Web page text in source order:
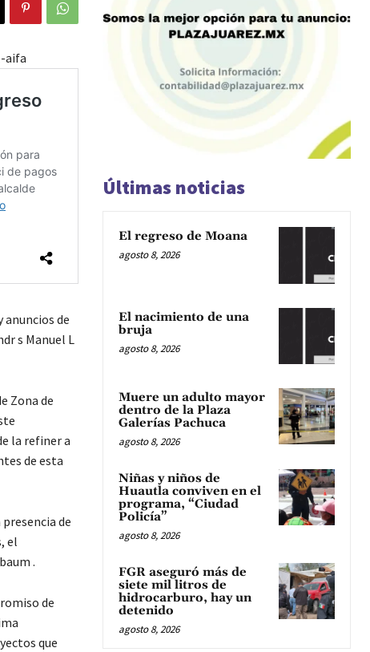
aifa
anuncios de
s Manuel L
Zona de
la refiner a
de esta
de
el
.
de
que
Últimas noticias
El regreso de Moana
agosto 8, 2026
El nacimiento de una
bruja
agosto 8, 2026
Muere un adulto mayor
dentro de la Plaza
Galerías Pachuca
agosto 8, 2026
Niñas y niños de
Huautla conviven en el
programa, “Ciudad
Policía”
agosto 8, 2026
FGR aseguró más de
siete mil litros de
hidrocarburo, hay un
detenido
agosto 8, 2026